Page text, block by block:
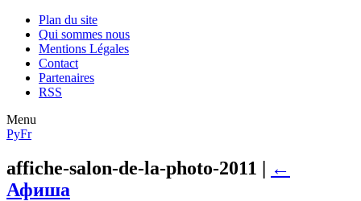
Plan du site
Qui sommes nous
Mentions Légales
Contact
Partenaires
RSS
Menu
РуFr
affiche-salon-de-la-photo-2011 | ←
Афиша